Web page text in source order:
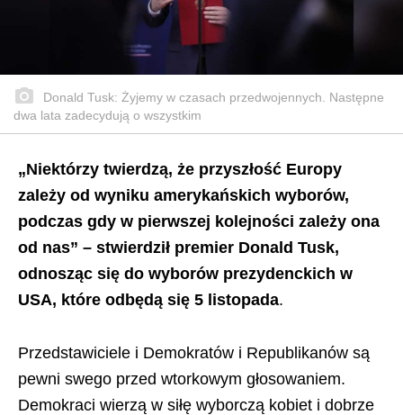
Donald Tusk: Żyjemy w czasach przedwojennych. Następne
dwa lata zadecydują o wszystkim
„Niektórzy twierdzą, że przyszłość Europy
zależy od wyniku amerykańskich wyborów,
podczas gdy w pierwszej kolejności zależy ona
od nas” – stwierdził premier Donald Tusk,
odnosząc się do wyborów prezydenckich w
USA, które odbędą się 5 listopada.
Przedstawiciele i Demokratów i Republikanów są
pewni swego przed wtorkowym głosowaniem.
Demokraci wierzą w siłę wyborczą kobiet i dobrze